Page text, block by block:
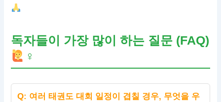
독자들이 가장 많이 하는 질문 (FAQ)
♀
Q: 여러 태권도 대회 일정이 겹칠 경우, 무엇을 우